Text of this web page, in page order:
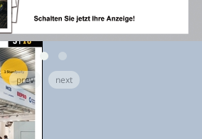
prev next